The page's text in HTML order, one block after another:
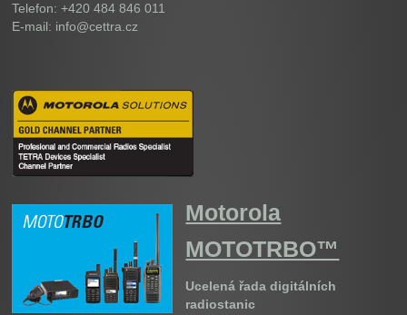
Telefon: +420 484 846 011
E-mail: info@cettra.cz
Motorola
MOTOTRBO™
Ucelená řada digitálních
radiostanic